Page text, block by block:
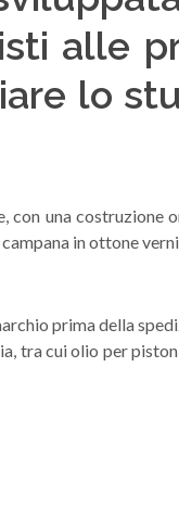
alle
lo
con una costruzione
in ottone
prima della
tra cui olio per